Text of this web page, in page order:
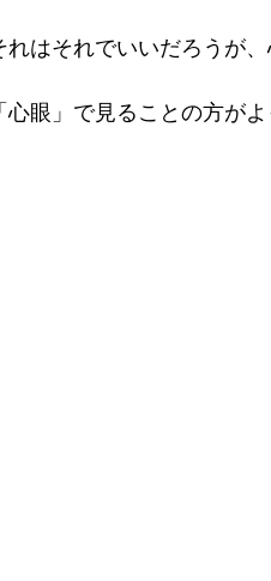
れはそれでいいだろうが
心眼」で見ることの方がよ